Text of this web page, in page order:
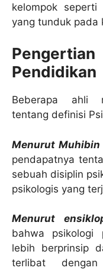
kelompok
yang tunduk pada
Pendidikan
Beberapa ahli
tentang definisi
Menurut Muhibin
pendapatnya
sebuah disiplin
psikologis yang
Menurut
bahwa psikologi
lebih berprinsip
terlibat dengan